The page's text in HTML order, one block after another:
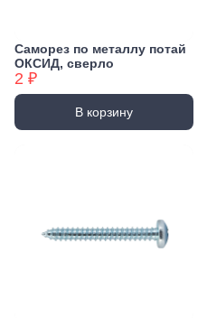
Саморез по металлу потай
ОКСИД, сверло
2 ₽
В корзину